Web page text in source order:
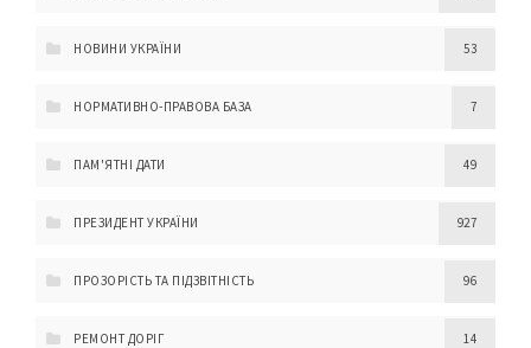
НОВИНИ УКРАЇНИ 53
НОРМАТИВНО-ПРАВОВА БАЗА 7
ПАМ'ЯТНІ ДАТИ 49
ПРЕЗИДЕНТ УКРАЇНИ 927
ПРОЗОРІСТЬ ТА ПІДЗВІТНІСТЬ 96
РЕМОНТ ДОРІГ 14